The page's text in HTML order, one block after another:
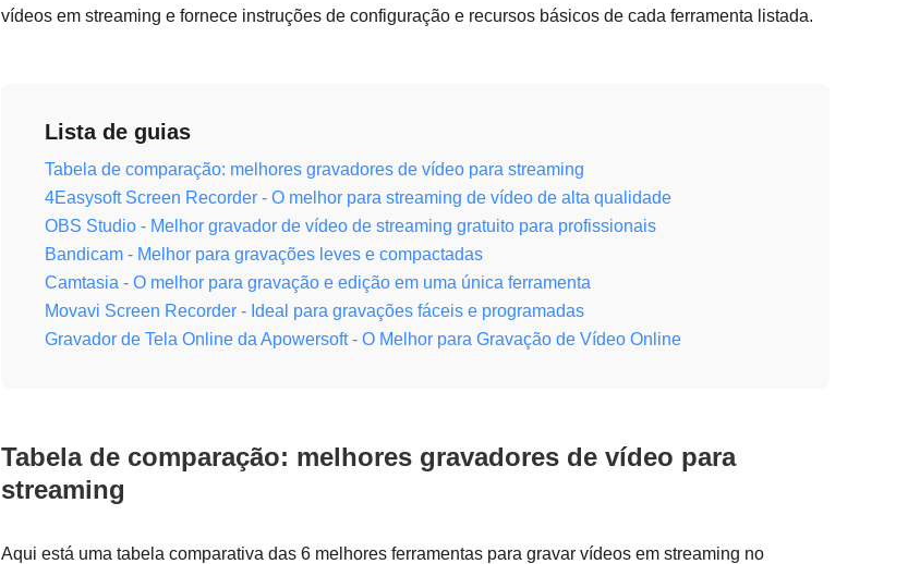
vídeos em streaming e fornece instruções de configuração e recursos básicos de cada ferramenta listada.
Lista de guias
Tabela de comparação: melhores gravadores de vídeo para streaming
4Easysoft Screen Recorder - O melhor para streaming de vídeo de alta qualidade
OBS Studio - Melhor gravador de vídeo de streaming gratuito para profissionais
Bandicam - Melhor para gravações leves e compactadas
Camtasia - O melhor para gravação e edição em uma única ferramenta
Movavi Screen Recorder - Ideal para gravações fáceis e programadas
Gravador de Tela Online da Apowersoft - O Melhor para Gravação de Vídeo Online
Tabela de comparação: melhores gravadores de vídeo para
streaming
Aqui está uma tabela comparativa das 6 melhores ferramentas para gravar vídeos em streaming no